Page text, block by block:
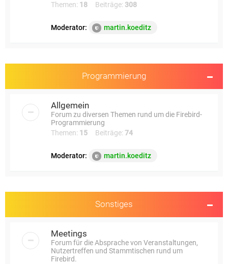
Themen: 18 Beiträge: 308
Moderator: martin.koeditz
Programmierung
Allgemein
Forum zu diversen Themen rund um die Firebird-
Programmierung
Themen: 15 Beiträge: 74
Moderator: martin.koeditz
Sonstiges
Meetings
Forum für die Absprache von Veranstaltungen,
Nutzertreffen und Stammtischen rund um
Firebird.